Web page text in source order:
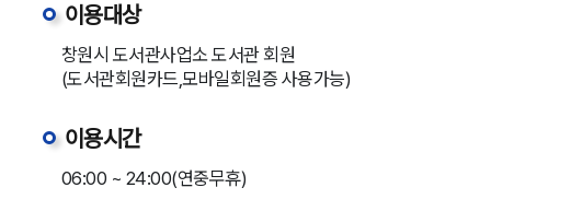
이용대상
창원시 도서관사업소 도서관 회원
(도서관회원카드,모바일회원증 사용가능)
이용시간
06:00 ~ 24:00(연중무휴)